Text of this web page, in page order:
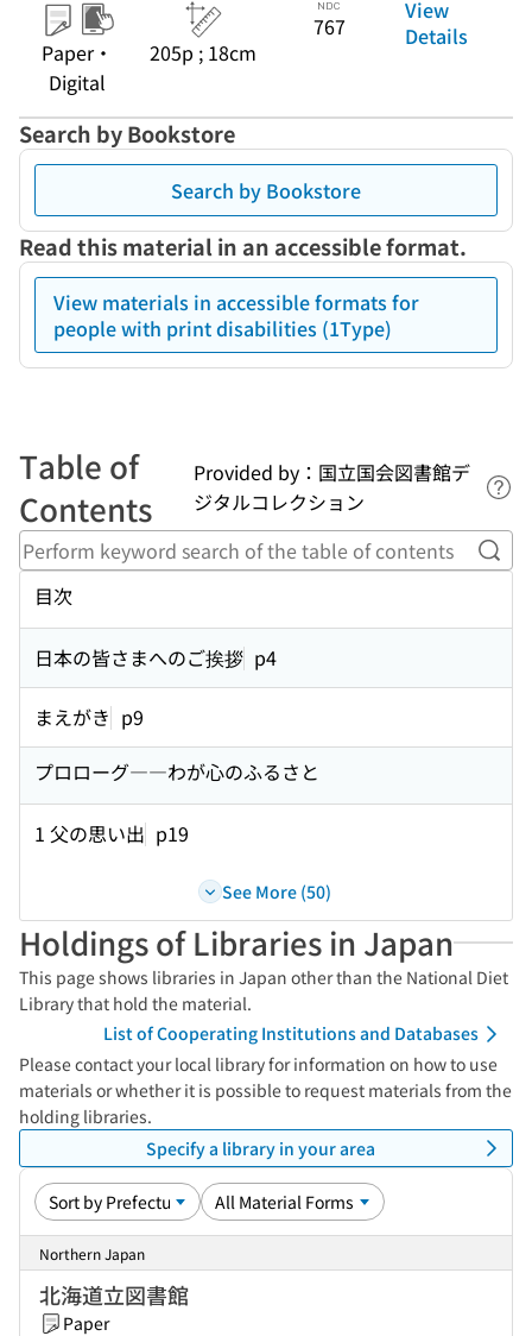
Paper・
Digital
205p ; 18cm
767
View
Details
Search by Bookstore
Search by Bookstore
Read this material in an accessible format.
View materials in accessible formats for
people with print disabilities (1Type)
Table of
Contents
Provided by：国立国会図書館デ
ジタルコレクション
目次
日本の皆さまへのご挨拶 p4
まえがき p9
プロローグ――わが心のふるさと
1 父の思い出 p19
See More (50)
Holdings of Libraries in Japan
This page shows libraries in Japan other than the National Diet
Library that hold the material.
List of Cooperating Institutions and Databases
Please contact your local library for information on how to use
materials or whether it is possible to request materials from the
holding libraries.
Specify a library in your area
Northern Japan
北海道立図書館
Paper